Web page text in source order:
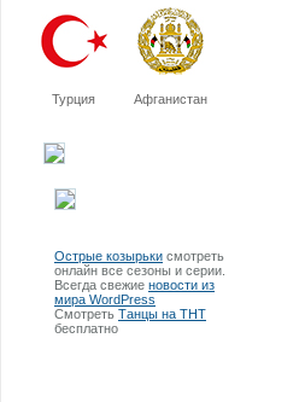
Турция Афганистан
Острые козырьки смотреть
онлайн все сезоны и серии.
Всегда свежие новости из
мира WordPress
Смотреть Танцы на ТНТ
бесплатно